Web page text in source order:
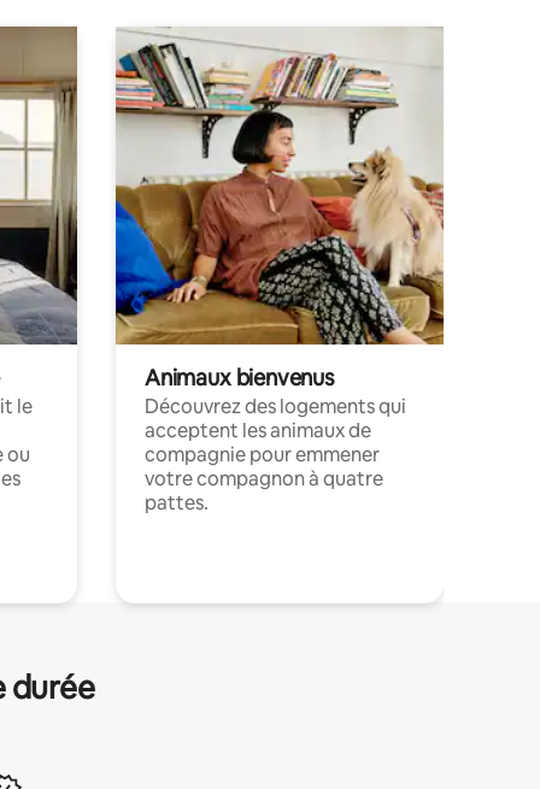
le
ou
Animaux bienvenus
Découvrez des logements qui
acceptent les animaux de
compagnie pour emmener
votre compagnon à quatre
pattes.
durée